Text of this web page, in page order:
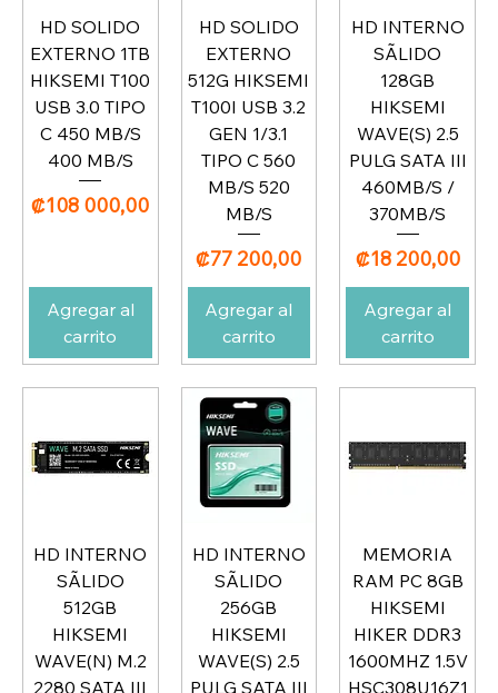
HD SOLIDO
EXTERNO 1TB
HIKSEMI T100
USB 3.0 TIPO
C 450 MB/S
400 MB/S
Precio
₡108 000,00
Agregar al
carrito
HD SOLIDO
EXTERNO
512G HIKSEMI
T100I USB 3.2
GEN 1/3.1
TIPO C 560
MB/S 520
MB/S
Precio
₡77 200,00
Agregar al
carrito
HD INTERNO
SÃLIDO
128GB
HIKSEMI
WAVE(S) 2.5
PULG SATA III
460MB/S /
370MB/S
Precio
₡18 200,00
Agregar al
carrito
HD INTERNO
SÃLIDO
512GB
HIKSEMI
WAVE(N) M.2
2280 SATA III
HD INTERNO
SÃLIDO
256GB
HIKSEMI
WAVE(S) 2.5
PULG SATA III
MEMORIA
RAM PC 8GB
HIKSEMI
HIKER DDR3
1600MHZ 1.5V
HSC308U16Z1